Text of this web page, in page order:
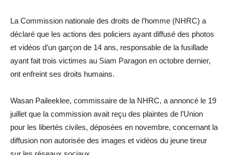
La Commission nationale des droits de l’homme (NHRC) a
déclaré que les actions des policiers ayant diffusé des photos
et vidéos d’un garçon de 14 ans, responsable de la fusillade
ayant fait trois victimes au Siam Paragon en octobre dernier,
ont enfreint ses droits humains.
Wasan Paileeklee, commissaire de la NHRC, a annoncé le 19
juillet que la commission avait reçu des plaintes de l’Union
pour les libertés civiles, déposées en novembre, concernant la
diffusion non autorisée des images et vidéos du jeune tireur